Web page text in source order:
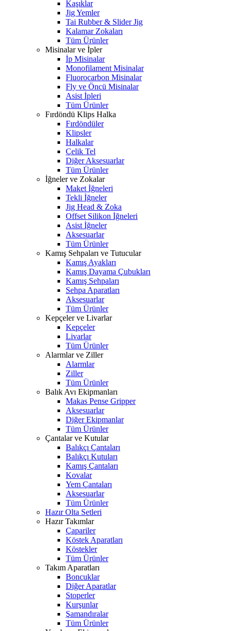
Kaşıklar
Jig Yemler
Tai Rubber & Slider Jig
Kalamar Zokaları
Tüm Ürünler
Misinalar ve İpler
İp Misinalar
Monofilament Misinalar
Fluorocarbon Misinalar
Fly ve Öncü Misinalar
Asist İpleri
Tüm Ürünler
Fırdöndü Klips Halka
Fırdöndüler
Klipsler
Halkalar
Çelik Tel
Diğer Aksesuarlar
Tüm Ürünler
İğneler ve Zokalar
Maket İğneleri
Tekli İğneler
Jig Head & Zoka
Offset Silikon İğneleri
Asist İğneler
Aksesuarlar
Tüm Ürünler
Kamış Sehpaları ve Tutucular
Kamış Ayakları
Kamış Dayama Çubukları
Kamış Sehpaları
Sehpa Aparatları
Aksesuarlar
Tüm Ürünler
Kepçeler ve Livarlar
Kepçeler
Livarlar
Tüm Ürünler
Alarmlar ve Ziller
Alarmlar
Ziller
Tüm Ürünler
Balık Avı Ekipmanları
Makas Pense Gripper
Aksesuarlar
Diğer Ekipmanlar
Tüm Ürünler
Çantalar ve Kutular
Balıkçı Çantaları
Balıkçı Kutuları
Kamış Çantaları
Kovalar
Yem Çantaları
Aksesuarlar
Tüm Ürünler
Hazır Olta Setleri
Hazır Takımlar
Çapariler
Köstek Aparatları
Köstekler
Tüm Ürünler
Takım Aparatları
Boncuklar
Diğer Aparatlar
Stoperler
Kurşunlar
Şamandıralar
Tüm Ürünler